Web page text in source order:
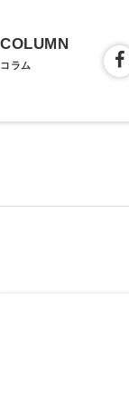
COLUMN
コラム